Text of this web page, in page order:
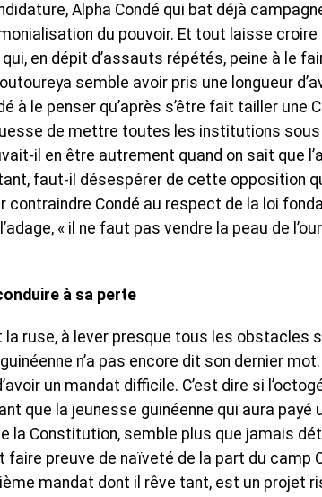
Alpha Condé qui bat déjà
du pouvoir. Et tout laisse croire
en dépit d’assauts répétés, peine à le
semble avoir pris une longueur
à le penser qu’après s’être fait tailler une
de mettre toutes les institutions
il en être autrement quand on sait que
faut-il désespérer de cette opposition
Condé au respect de la loi
« il ne faut pas vendre la peau de
à sa perte
ruse, à lever presque tous les obstacles
n’a pas encore dit son dernier mot.
un mandat difficile. C’est dire si
que la jeunesse guinéenne qui aura payé
la Constitution, semble plus que jamais
faire preuve de naïveté de la part du camp
mandat dont il rêve tant, est un projet